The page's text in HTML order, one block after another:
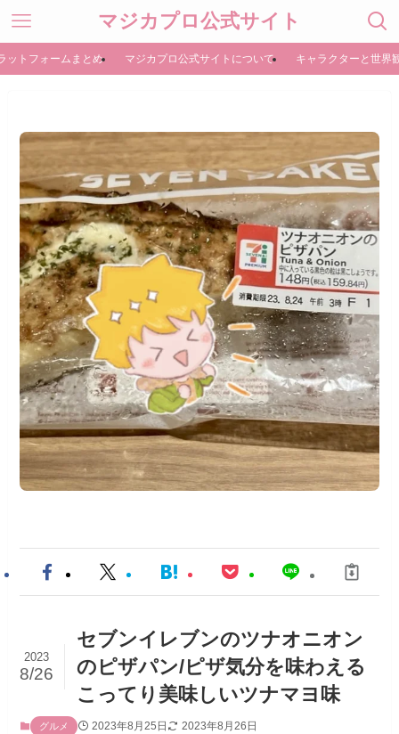
マジカプロ公式サイト
ットフォームまとめ マジカプロ公式サイトについて キャラクターと世界
セブンイレブンのツナオニオン
のピザパン/ピザ気分を味わえる
こってり美味しいツナマヨ味
2023
8/26
グルメ 2023年8月25日 2023年8月26日